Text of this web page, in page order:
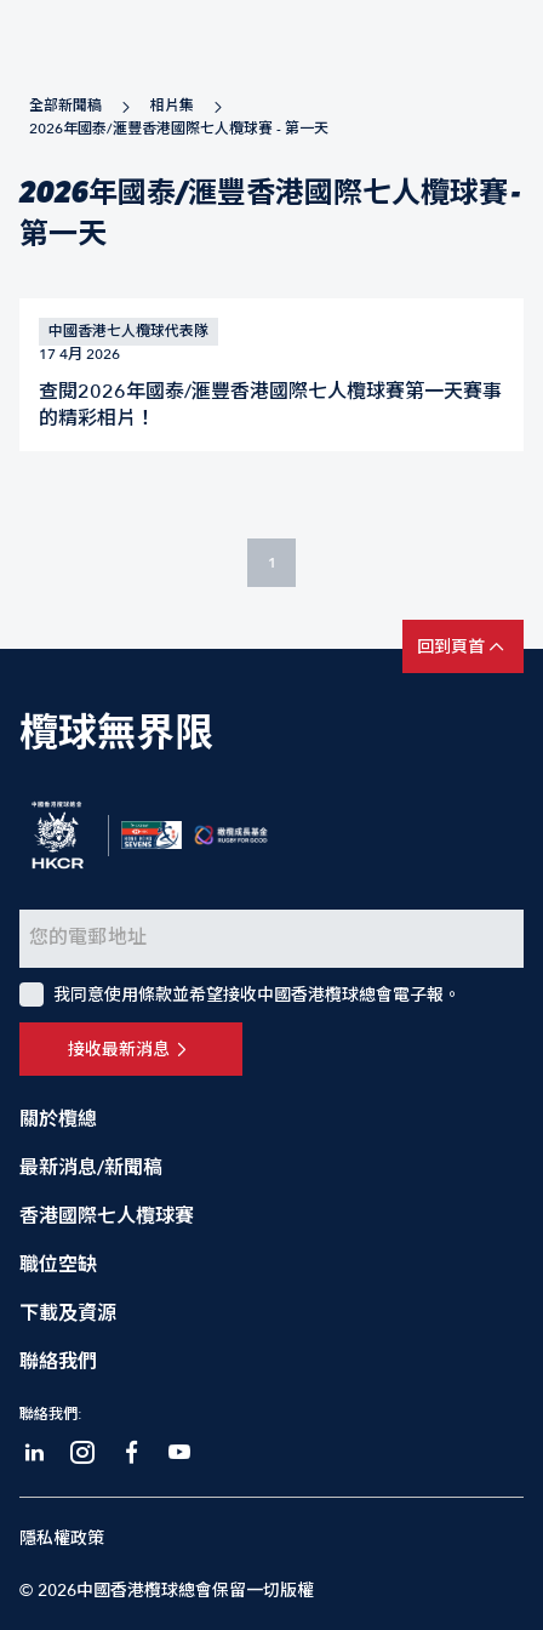
全部新聞稿
相片集
2026年國泰/滙豐香港國際七人欖球賽 - 第一天
2026年國泰/滙豐香港國際七人欖球賽 -
第一天
中國香港七人欖球代表隊
17 4月 2026
查閱2026年國泰/滙豐香港國際七人欖球賽第一天賽事
的精彩相片！
1
回到頁首
欖球無界限
關於欖總
最新消息/新聞稿
香港國際七人欖球賽
職位空缺
下載及資源
聯絡我們
聯絡我們:
接收最新消息
我同意使用條款並希望接收中國香港欖球總會電子報。
© 2026中國香港欖球總會保留一切版權
隱私權政策